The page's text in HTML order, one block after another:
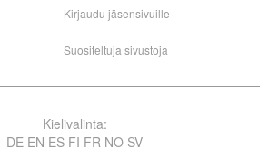
Kirjaudu jäsensivuille
Suositeltuja sivustoja
Kielivalinta:
DE EN ES FI FR NO SV